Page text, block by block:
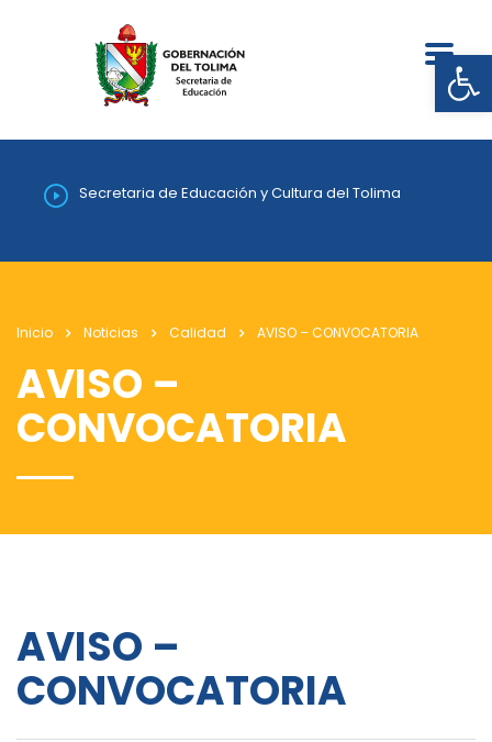
Secretaria de Educación y Cultura del Tolima
Inicio Noticias Calidad AVISO – CONVOCATORIA
AVISO –
CONVOCATORIA
AVISO –
CONVOCATORIA